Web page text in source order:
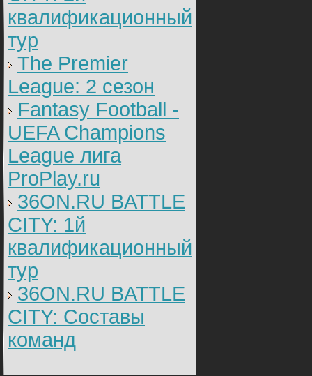
квалификационный
тур
The Premier
League: 2 cезон
Fantasy Football -
UEFA Champions
League лига
ProPlay.ru
36ON.RU BATTLE
CITY: 1й
квалификационный
тур
36ON.RU BATTLE
CITY: Составы
команд